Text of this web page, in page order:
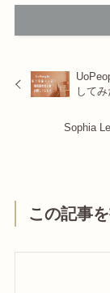
してみ
Sophia
この記事